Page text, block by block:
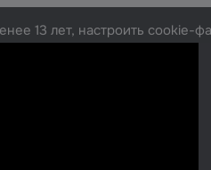
13 лет, настроить cookie-